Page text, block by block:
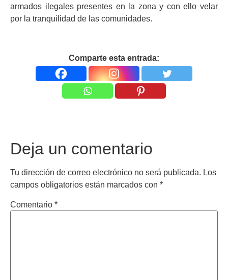
armados ilegales presentes en la zona y con ello velar
por la tranquilidad de las comunidades.
Comparte esta entrada:
Deja un comentario
Tu dirección de correo electrónico no será publicada. Los
campos obligatorios están marcados con *
Comentario *